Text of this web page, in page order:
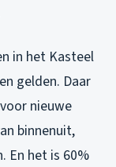
in het Kasteel
gelden. Daar
nieuwe
binnenuit,
En het is 60%